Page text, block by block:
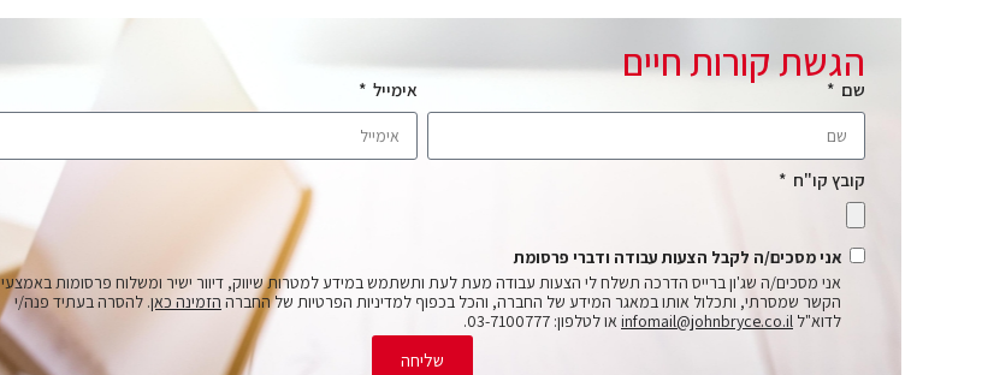
הגשת קורות חיים
שם אימייל
קובץ קו"ח
אני מסכים/ה לקבל הצעות עבודה ודברי פרסומת
אני מסכים/ה שג'ון ברייס הדרכה תשלח לי הצעות עבודה מעת לעת ותשתמש במידע למטרות שיווק, דיוור ישיר ומשלוח פרסומות באמצעי
הקשר שמסרתי, ותכלול אותו במאגר המידע של החברה, והכל בכפוף למדיניות הפרטיות של החברה הזמינה כאן. להסרה בעתיד פנה/י
לדוא"ל infomail@johnbryce.co.il או לטלפון: 03-7100777.
שליחה